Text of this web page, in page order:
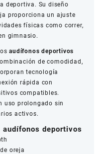
deportiva. Su diseño
proporciona un ajuste
físicas como correr,
gimnasio.
audífonos deportivos
de comodidad,
tecnología
rápida con
compatibles.
uso prolongado sin
activos.
audífonos deportivos
oreja